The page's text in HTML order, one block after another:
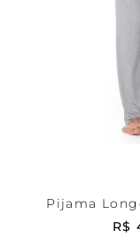
Pijama
R$